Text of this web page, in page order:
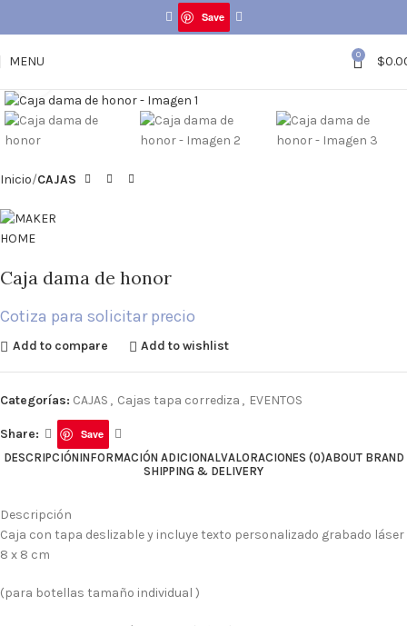
Save
MENU 0 $
Inicio CAJAS
Caja dama de honor
Cotiza para solicitar precio
Add to compare Add to wishlist
Categorías: CAJAS , Cajas tapa corrediza , EVENTOS
Share:
Save
DESCRIPCIÓNINFORMACIÓN ADICIONALVALORACIONES (0)ABOUT BRAND
SHIPPING & DELIVERY
Descripción
Caja con tapa deslizable y incluye texto personalizado grabado láser
8 x 8 cm
(para botellas tamaño individual )